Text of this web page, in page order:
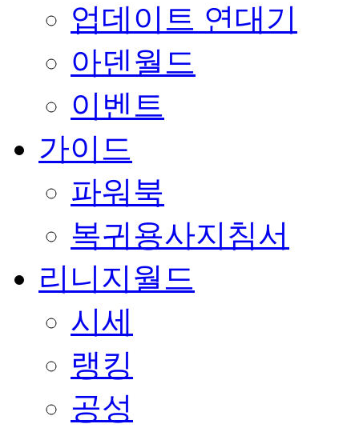
업데이트 연대기
아덴월드
이벤트
가이드
파워북
복귀용사지침서
리니지월드
시세
랭킹
공성